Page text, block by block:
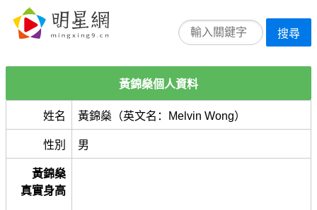
搜尋
黃錦燊個人資料
姓名 黃錦燊（英文名：Melvin Wong）
性別 男
黃錦燊
真實身高